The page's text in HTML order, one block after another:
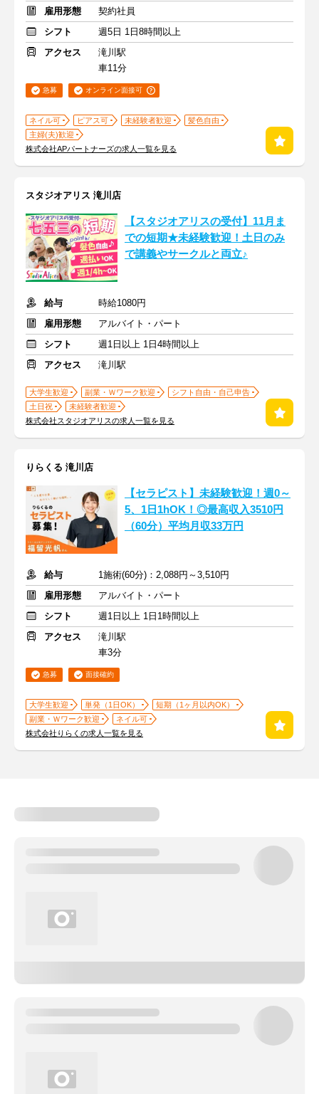
雇用形態
契約社員
シフト
週5日 1日8時間以上
アクセス
滝川駅
車11分
急募 オンライン面接可
ネイル可 ピアス可 未経験者歓迎
髪色自由
主婦(夫)歓迎
株式会社APパートナーズの求人一覧を見る
スタジオアリス 滝川店
【スタジオアリスの受付】11月ま
での短期★未経験歓迎！土日のみ
で講義やサークルと両立♪
給与
時給1080円
雇用形態
アルバイト・パート
シフト
週1日以上 1日4時間以上
アクセス
滝川駅
大学生歓迎 副業・Ｗワーク歓迎
シフト自由・自己申告
土日祝
未経験者歓迎
株式会社スタジオアリスの求人一覧を見る
りらくる 滝川店
【セラピスト】未経験歓迎！週0～
5、1日1hOK！◎最高収入3510円
（60分）平均月収33万円
給与
1施術(60分)：2,088円～3,510円
雇用形態
アルバイト・パート
シフト
週1日以上 1日1時間以上
アクセス
滝川駅
車3分
急募 面接確約
大学生歓迎 単発（1日OK）
短期（1ヶ月以内OK）
副業・Ｗワーク歓迎
ネイル可
株式会社りらくの求人一覧を見る